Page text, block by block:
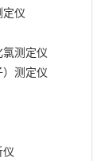
定仪
测定仪
测定仪
仪